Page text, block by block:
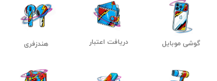
گوشی موبایل دریافت اعتبار هندزفری